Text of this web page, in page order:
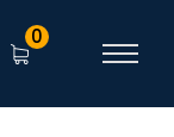
0